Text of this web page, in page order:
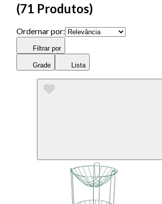
(71 Produtos)
Ordernar por:
Filtrar por
Grade Lista